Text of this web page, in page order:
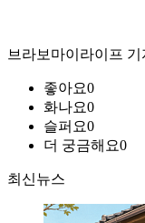
브라보마이라이프 기
좋아요0
화나요0
슬퍼요0
더 궁금해요0
최신뉴스